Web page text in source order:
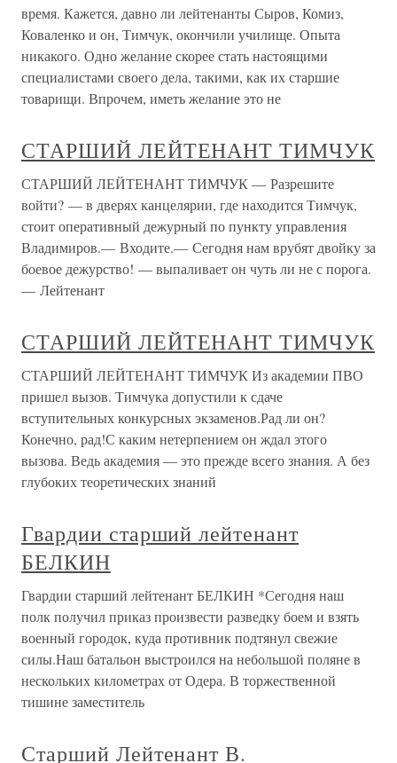
время. Кажется, давно ли лейтенанты Сыров, Комиз,
Коваленко и он, Тимчук, окончили училище. Опыта
никакого. Одно желание скорее стать настоящими
специалистами своего дела, такими, как их старшие
товарищи. Впрочем, иметь желание это не
СТАРШИЙ ЛЕЙТЕНАНТ ТИМЧУК
СТАРШИЙ ЛЕЙТЕНАНТ ТИМЧУК — Разрешите
войти? — в дверях канцелярии, где находится Тимчук,
стоит оперативный дежурный по пункту управления
Владимиров.— Входите.— Сегодня нам врубят двойку за
боевое дежурство! — выпаливает он чуть ли не с порога.
— Лейтенант
СТАРШИЙ ЛЕЙТЕНАНТ ТИМЧУК
СТАРШИЙ ЛЕЙТЕНАНТ ТИМЧУК Из академии ПВО
пришел вызов. Тимчука допустили к сдаче
вступительных конкурсных экзаменов.Рад ли он?
Конечно, рад!С каким нетерпением он ждал этого
вызова. Ведь академия — это прежде всего знания. А без
глубоких теоретических знаний
Гвардии старший лейтенант
БЕЛКИН
Гвардии старший лейтенант БЕЛКИН *Сегодня наш
полк получил приказ произвести разведку боем и взять
военный городок, куда противник подтянул свежие
силы.Наш батальон выстроился на небольшой поляне в
нескольких километрах от Одера. В торжественной
тишине заместитель
Старший Лейтенант В.